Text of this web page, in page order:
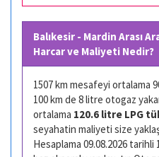
Balıkesir - Mardin Arası
Harcar ve Maliyeti Nedir?
1507 km mesafeyi ortalama
100 km de 8 litre otogaz
ortalama 120.6 litre LPG
seyahatin maliyeti size
Hesaplama 09.08.2026